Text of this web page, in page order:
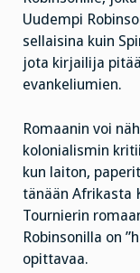
Uudempi
sellaisina kuin
jota kirjailija
evankeliumien.
Romaanin voi
kolonialismin
kun laiton,
tänään Afrikasta
Tournierin
Robinsonilla on
opittavaa.